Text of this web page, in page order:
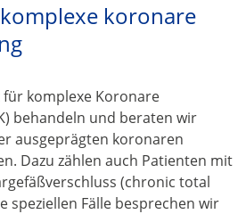
koronare
komplexe Koronare
behandeln und beraten wir
ausgeprägten koronaren
Dazu zählen auch Patienten mit
(chronic total
speziellen Fälle besprechen wir